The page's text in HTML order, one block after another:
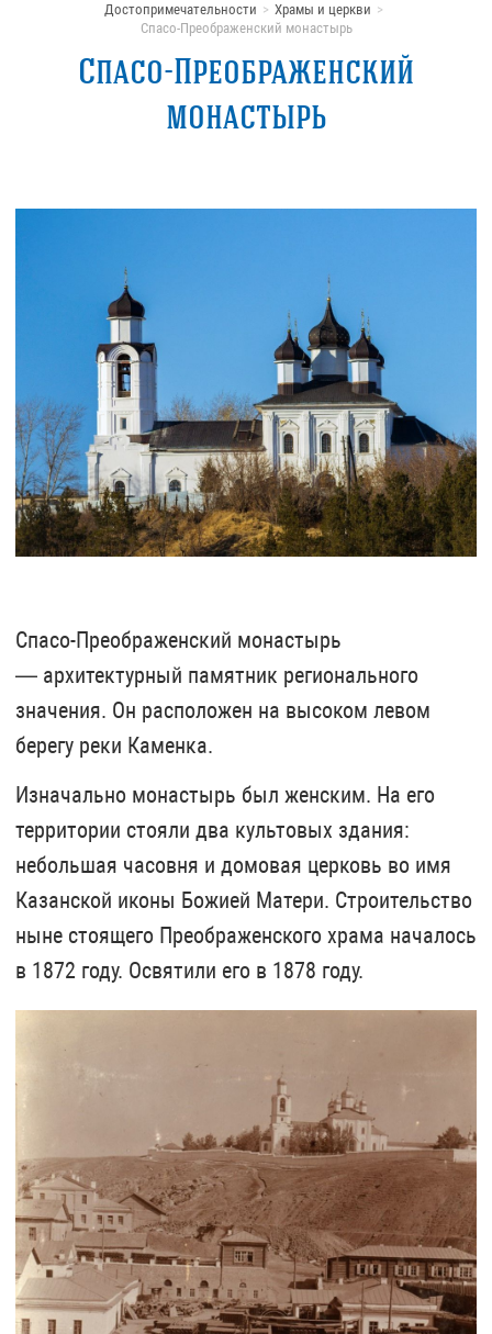
Достопримечательности
Храмы и церкви
Спасо-Преображенский монастырь
Спасо-Преображенский
монастырь
Спасо-Преображенский монастырь
— архитектурный памятник регионального
значения. Он расположен на высоком левом
берегу реки Каменка.
Изначально монастырь был женским. На его
территории стояли два культовых здания:
небольшая часовня и домовая церковь во имя
Казанской иконы Божией Матери. Строительство
ныне стоящего Преображенского храма началось
в 1872 году. Освятили его в 1878 году.